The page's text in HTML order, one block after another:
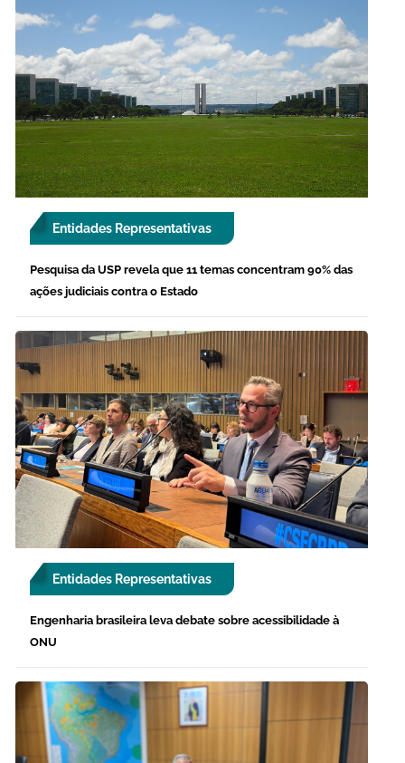
Entidades Representativas
Pesquisa da USP revela que 11 temas concentram 90% das
ações judiciais contra o Estado
Entidades Representativas
Engenharia brasileira leva debate sobre acessibilidade à
ONU